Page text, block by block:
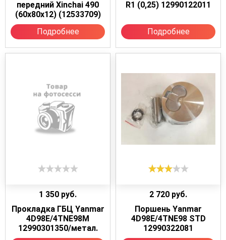
передний Xinchai 490
(60х80х12) (12533709)
Подробнее
R1 (0,25) 12990122011
Подробнее
1 350 руб.
Прокладка ГБЦ Yanmar
4D98E/4TNE98M
12990301350/метал.
2 720 руб.
Поршень Yanmar
4D98E/4TNE98 STD
12990322081